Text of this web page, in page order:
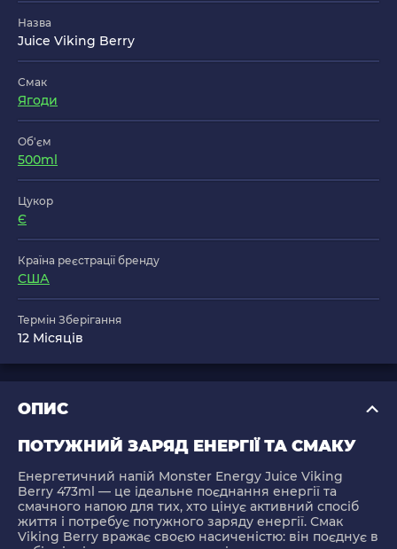
Назва
Juice Viking Berry
Смак
Ягоди
Об'єм
500ml
Цукор
Є
Країна реєстрації бренду
США
Термін Зберігання
12 Місяців
ОПИС
ПОТУЖНИЙ ЗАРЯД ЕНЕРГІЇ ТА СМАКУ
Енергетичний напій Monster Energy Juice Viking
Berry 473ml — це ідеальне поєднання енергії та
смачного напою для тих, хто цінує активний спосіб
життя і потребує потужного заряду енергії. Смак
Viking Berry вражає своєю насиченістю: він поєднує в